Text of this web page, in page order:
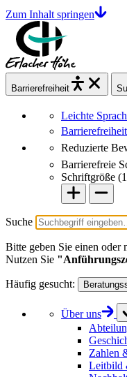
Zum Inhalt springen
Barrierefrei heit
Leichte
Reduzierte
Barrierefreie
Schriftgröße (
Suche
Bitte geben Sie einen oder
Nutzen Sie
Häufig gesucht:
Über uns
Zahlen
Leitbild